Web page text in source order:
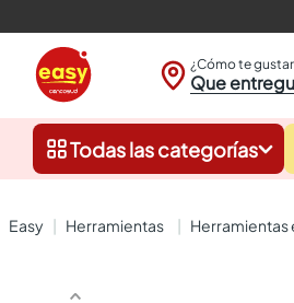
¿Cómo te
Que
Todas las categorías
herramientas